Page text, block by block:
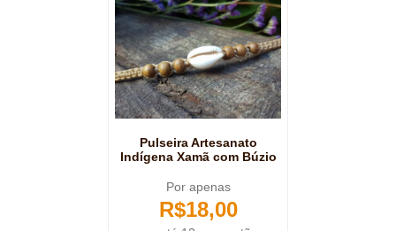
Pulseira Artesanato
Indígena Xamã com Búzio
Por apenas
R$18,00